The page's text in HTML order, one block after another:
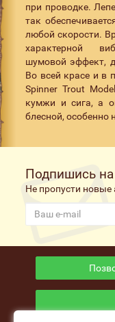
при проводке.
так
любой скорости.
характерной
шумовой эффект,
Во всей красе и в
Spinner Trout
кумжи и сига, а
блесной, особенно
Подпишись
Не пропусти новые